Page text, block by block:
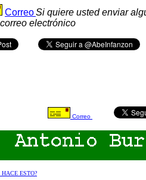
CorreoSi quiere usted enviar
electrónico
Correo
HACE ESTO?